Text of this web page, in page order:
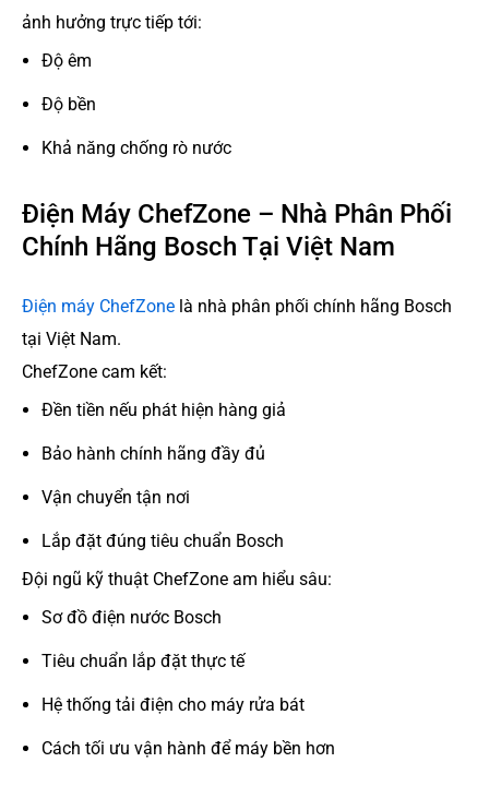
ảnh hưởng trực tiếp tới:
Độ êm
Độ bền
Khả năng chống rò nước
Điện Máy ChefZone – Nhà Phân Phối
Chính Hãng Bosch Tại Việt Nam
Điện máy ChefZone là nhà phân phối chính hãng Bosch
tại Việt Nam.
ChefZone cam kết:
Đền tiền nếu phát hiện hàng giả
Bảo hành chính hãng đầy đủ
Vận chuyển tận nơi
Lắp đặt đúng tiêu chuẩn Bosch
Đội ngũ kỹ thuật ChefZone am hiểu sâu:
Sơ đồ điện nước Bosch
Tiêu chuẩn lắp đặt thực tế
Hệ thống tải điện cho máy rửa bát
Cách tối ưu vận hành để máy bền hơn